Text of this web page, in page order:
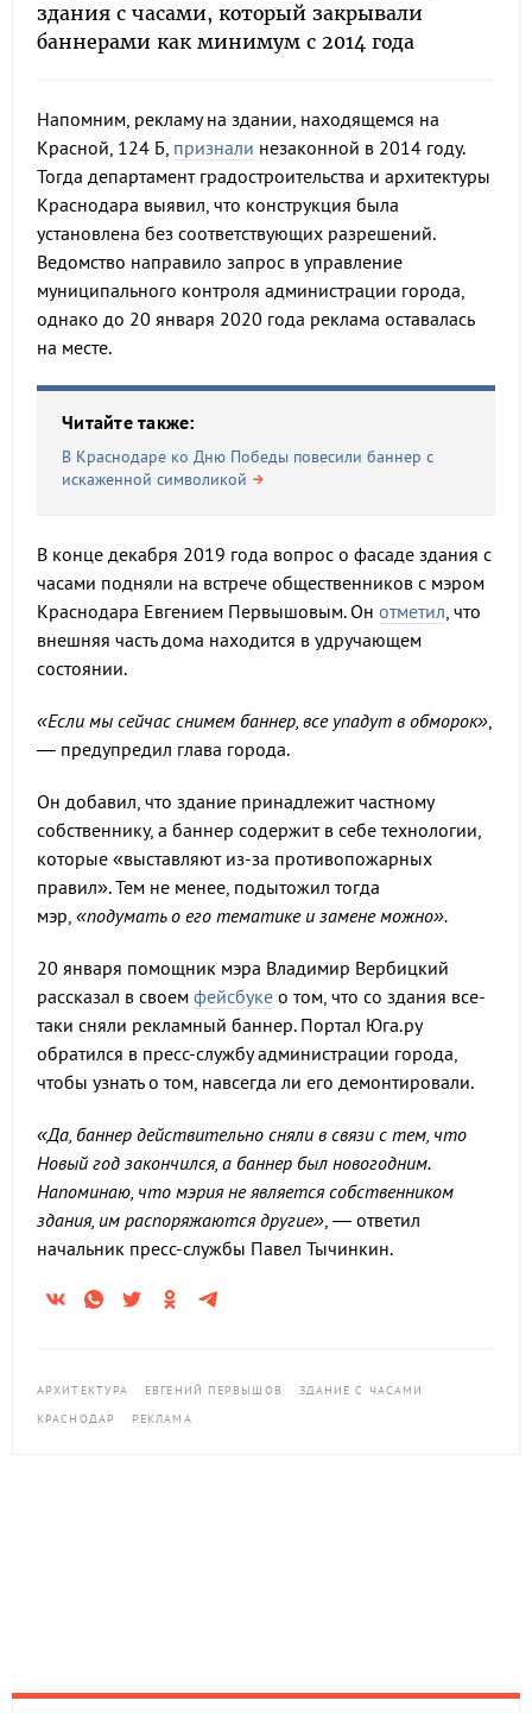
здания с часами, который закрывали
баннерами как минимум с 2014 года
Напомним, рекламу на здании, находящемся на
Красной, 124 Б, признали незаконной в 2014 году.
Тогда департамент градостроительства и архитектуры
Краснодара выявил, что конструкция была
установлена без соответствующих разрешений.
Ведомство направило запрос в управление
муниципального контроля администрации города,
однако до 20 января 2020 года реклама оставалась
на месте.
Читайте также:
В Краснодаре ко Дню Победы повесили баннер с
искаженной символикой
В конце декабря 2019 года вопрос о фасаде здания с
часами подняли на встрече общественников с мэром
Краснодара Евгением Первышовым. Он отметил, что
внешняя часть дома находится в удручающем
состоянии.
«Если мы сейчас снимем баннер, все упадут в обморок»,
— предупредил глава города.
Он добавил, что здание принадлежит частному
собственнику, а баннер содержит в себе технологии,
которые «выставляют из-за противопожарных
правил». Тем не менее, подытожил тогда
мэр, «подумать о его тематике и замене можно».
20 января помощник мэра Владимир Вербицкий
рассказал в своем фейсбуке о том, что со здания все-
таки сняли рекламный баннер. Портал Юга.ру
обратился в пресс-службу администрации города,
чтобы узнать о том, навсегда ли его демонтировали.
«Да, баннер действительно сняли в связи с тем, что
Новый год закончился, а баннер был новогодним.
Напоминаю, что мэрия не является собственником
здания, им распоряжаются другие», — ответил
начальник пресс-службы Павел Тычинкин.
АРХИТЕКТУРА ЕВГЕНИЙ ПЕРВЫШОВ
ЗДАНИЕ С ЧАСАМИ
КРАСНОДАР
РЕКЛАМА